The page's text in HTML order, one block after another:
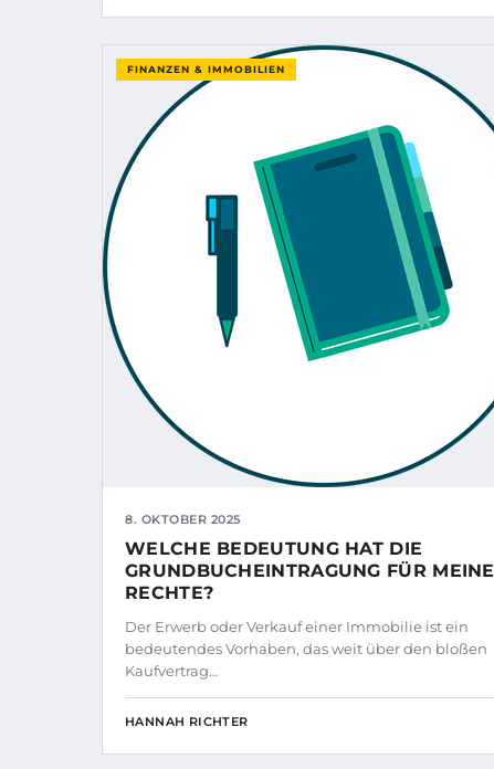
FINANZEN & IMMOBILIEN
8. OKTOBER 2025
WELCHE BEDEUTUNG HAT DIE
GRUNDBUCHEINTRAGUNG FÜR MEINE
RECHTE?
Der Erwerb oder Verkauf einer Immobilie ist ein
bedeutendes Vorhaben, das weit über den bloßen
Kaufvertrag…
HANNAH RICHTER